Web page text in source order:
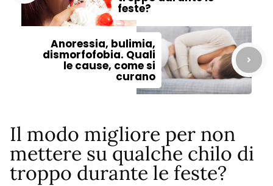
feste?
Anoressia, bulimia,
dismorfofobia. Quali
le cause, come si
curano
Il modo migliore per non
mettere su qualche chilo di
troppo durante le feste?